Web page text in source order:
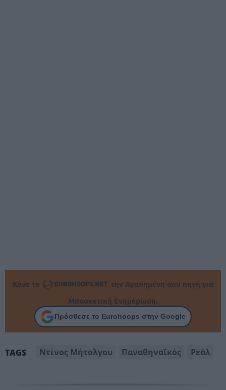
Κάνε το
την Αγαπημένη σου πηγή για
Μπασκετική Ενημέρωση.
Πρόσθεσε το Eurohoops στην Google
TAGS Ντίνος Μήτολγου Παναθηναΐκός Ρεάλ